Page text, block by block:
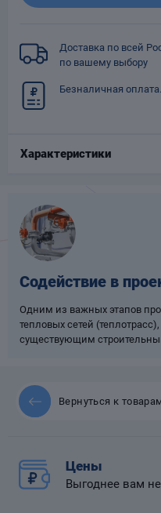
Доставка по всей
по вашему выбору
Безналичная
Характеристики
Содействие в
Одним из важных этапов
тепловых сетей
существующим
Вернуться к
Цены
Выгоднее вам